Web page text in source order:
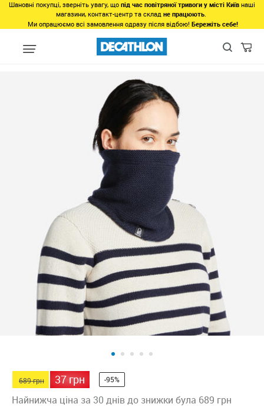
Шановні покупці, зверніть увагу, що під час повітряної тривоги у місті Київ наші
магазини, контакт-центр та склад не працюють.
Ми опрацюємо всі замовлення одразу після відбою! Бережіть себе!
Види спорту Туризм, Кемпiнг Туризм - Походи - Трекінг
689 грн 37 грн -95%
Найнижча ціна за 30 днів до знижки була 689 грн